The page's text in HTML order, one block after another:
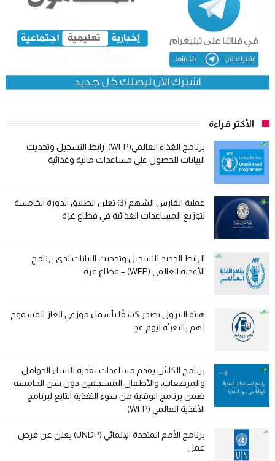
الأكثر قراءة
برنامج الغذاء العالمي(WFP): رابط التسجيل وتحديث
البيانات للحصول على مساعدات مالية وغذائية
عملية الفارس الشهم (3) تعلن انطلاق الدورة الخامسة
لتوزيع المساعدات الغذائية في قطاع غزة
الرابط الجديد للتسجيل وتحديث البيانات لدى برنامج
الأغذية العالمي (WFP) – قطاع غزة
هيئة البترول تصدر كشفًا بأسماء موزعي الغاز المسموح
لهم بالتعبئة ليوم غدٍ
برنامج الكاش يقدم مساعدات نقدية للنساء الحوامل
والمرضعات، والأطفال المستحقين دون سن الخامسة
ضمن برنامج الوقاية من سوء التغذية التابع لبرنامج
الأغذية العالمي (WFP)
برنامج الأمم المتحدة الإنمائي (UNDP) يعلن عن فرص
عمل